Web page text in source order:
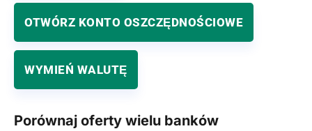
OTWÓRZ KONTO OSZCZĘDNOŚCIOWE
WYMIEŃ WALUTĘ
Porównaj oferty wielu banków